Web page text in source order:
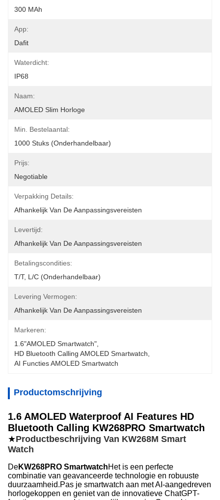
300 MAh
App:
Dafit
Waterdicht:
IP68
Naam:
AMOLED Slim Horloge
Min. Bestelaantal:
1000 Stuks (onderhandelbaar)
Prijs:
Negotiable
Verpakking Details:
Afhankelijk Van De Aanpassingsvereisten
Levertijd:
Afhankelijk Van De Aanpassingsvereisten
Betalingscondities:
T/T, L/C (onderhandelbaar)
Levering Vermogen:
Afhankelijk Van De Aanpassingsvereisten
Markeren:
1.6"AMOLED Smartwatch"
HD Bluetooth Calling AMOLED Smartwatch
AI Functies AMOLED Smartwatch
Productomschrijving
1.6 AMOLED Waterproof AI Features HD
Bluetooth Calling KW268PRO Smartwatch
★Productbeschrijving Van KW268M Smart
Watch
DeKW268PRO SmartwatchHet is een perfecte
combinatie van geavanceerde technologie en robuuste
duurzaamheid.Pas je smartwatch aan met AI-aangedreven
horlogekoppen en geniet van de innovatieve ChatGPT-